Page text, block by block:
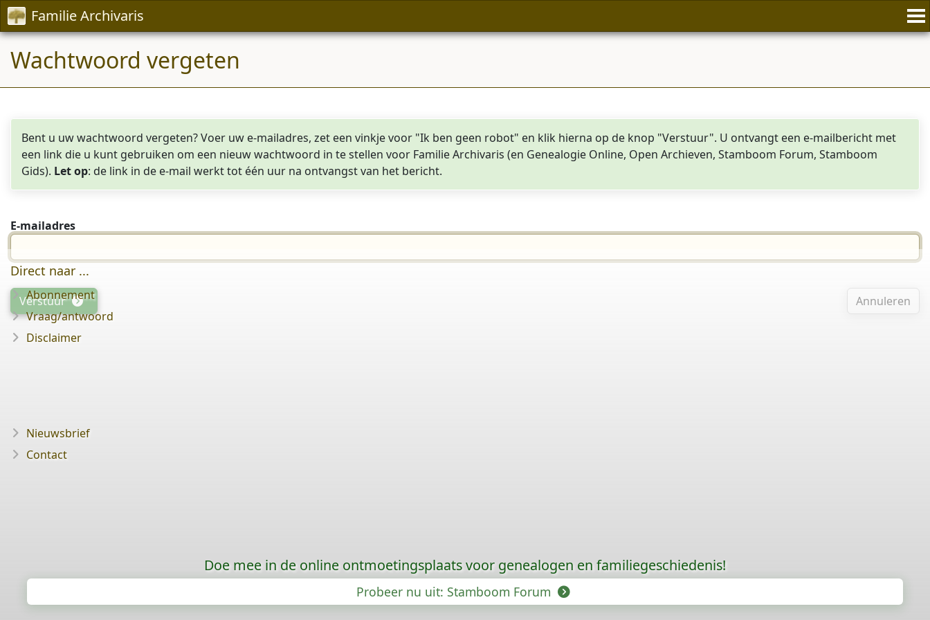
Familie Archivaris
Wachtwoord vergeten
Bent u uw wachtwoord vergeten? Voer uw e-mailadres, zet een vinkje voor "Ik ben geen robot" en klik hierna op de knop "Verstuur". U ontvangt een e-mailbericht met
een link die u kunt gebruiken om een nieuw wachtwoord in te stellen voor Familie Archivaris (en Genealogie Online, Open Archieven, Stamboom Forum, Stamboom
Gids). Let op: de link in de e-mail werkt tot één uur na ontvangst van het bericht.
E-mailadres
Verstuur Annuleren
Direct naar ...
Abonnement
Vraag/antwoord
Disclaimer
Nieuwsbrief
Contact
Doe mee in de online ontmoetingsplaats voor genealogen en familiegeschiedenis!
Probeer nu uit: Stamboom Forum